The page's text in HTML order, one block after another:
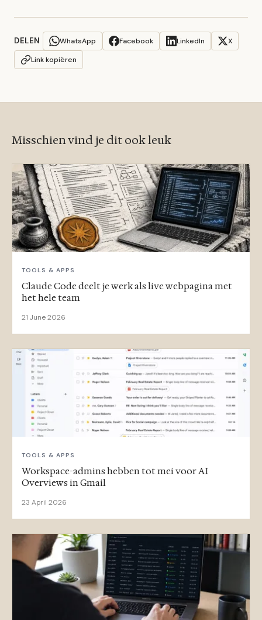
DELEN WhatsApp Facebook LinkedIn
X
Link kopiëren
Misschien vind je dit ook leuk
TOOLS & APPS
Claude Code deelt je werk als live webpagina met
het hele team
21 June 2026
TOOLS & APPS
Workspace-admins hebben tot mei voor AI
Overviews in Gmail
23 April 2026